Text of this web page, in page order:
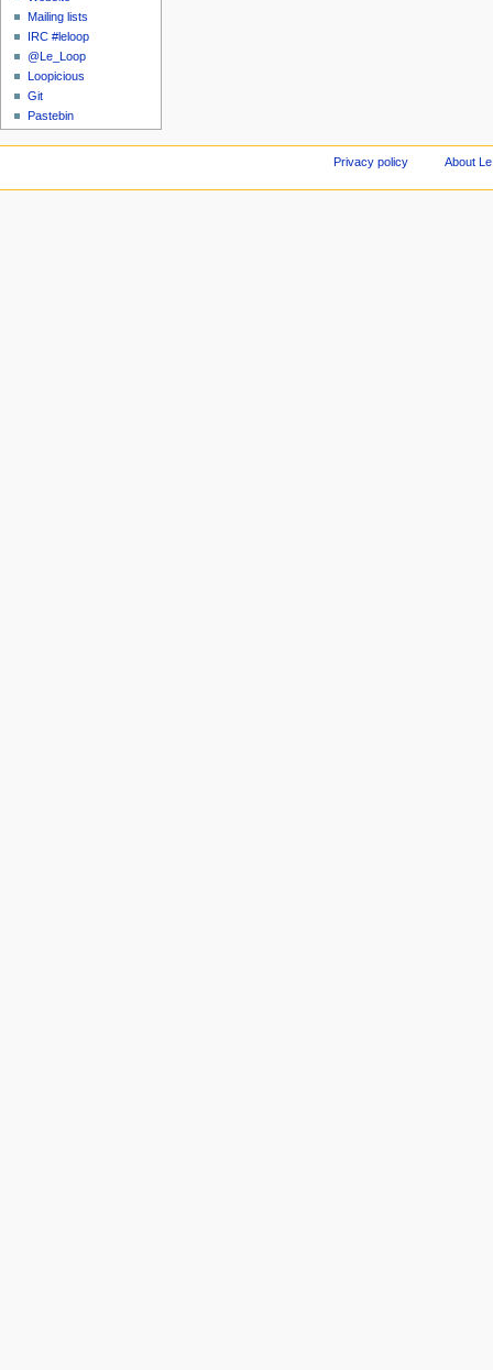
Mailing lists
IRC #leloop
@Le_Loop
Loopicious
Git
Pastebin
Privacy policy About